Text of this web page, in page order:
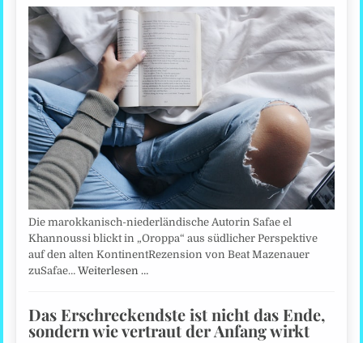
Die marokkanisch-niederländische Autorin Safae el
Khannoussi blickt in „Oroppa“ aus südlicher Perspektive
auf den alten KontinentRezension von Beat Mazenauer
zuSafae…Weiterlesen …
Das Erschreckendste ist nicht das Ende,
sondern wie vertraut der Anfang wirkt